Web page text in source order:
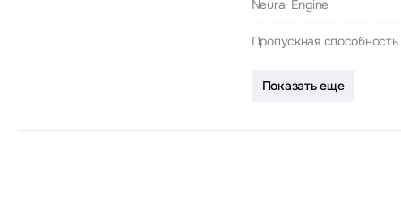
Neural Engine
Пропускная
Показать еще